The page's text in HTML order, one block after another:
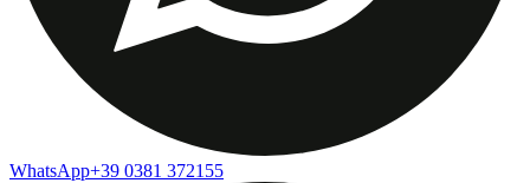
WhatsApp+39 0381 372155